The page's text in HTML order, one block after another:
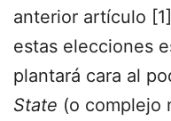
anterior artículo
estas elecciones
plantará cara al
State (o complejo